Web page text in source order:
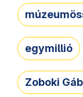
egymillió
Zoboki